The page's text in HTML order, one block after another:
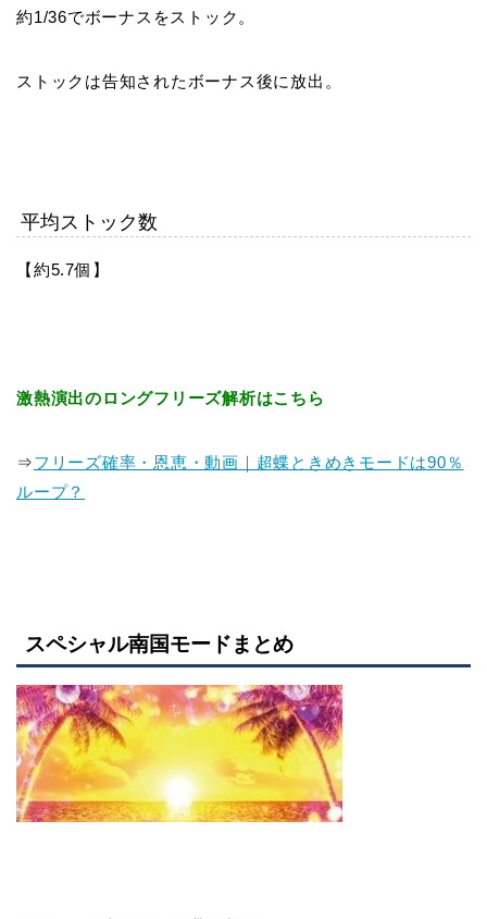
約1/36でボーナスをストック。
ストックは告知されたボーナス後に放出。
平均ストック数
【約5.7個】
激熱演出のロングフリーズ解析はこちら
⇒フリーズ確率・恩恵・動画｜超蝶ときめきモードは90％
ループ？
スペシャル南国モードまとめ